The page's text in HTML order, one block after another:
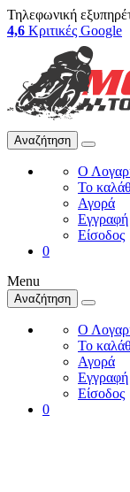
Τηλεφωνική
4,6 Κριτικές Google
Αναζήτηση
Ο
Το
Αγορά
Εγγραφή
Είσοδος
0
Menu
Αναζήτηση
Ο
Το
Αγορά
Εγγραφή
Είσοδος
0